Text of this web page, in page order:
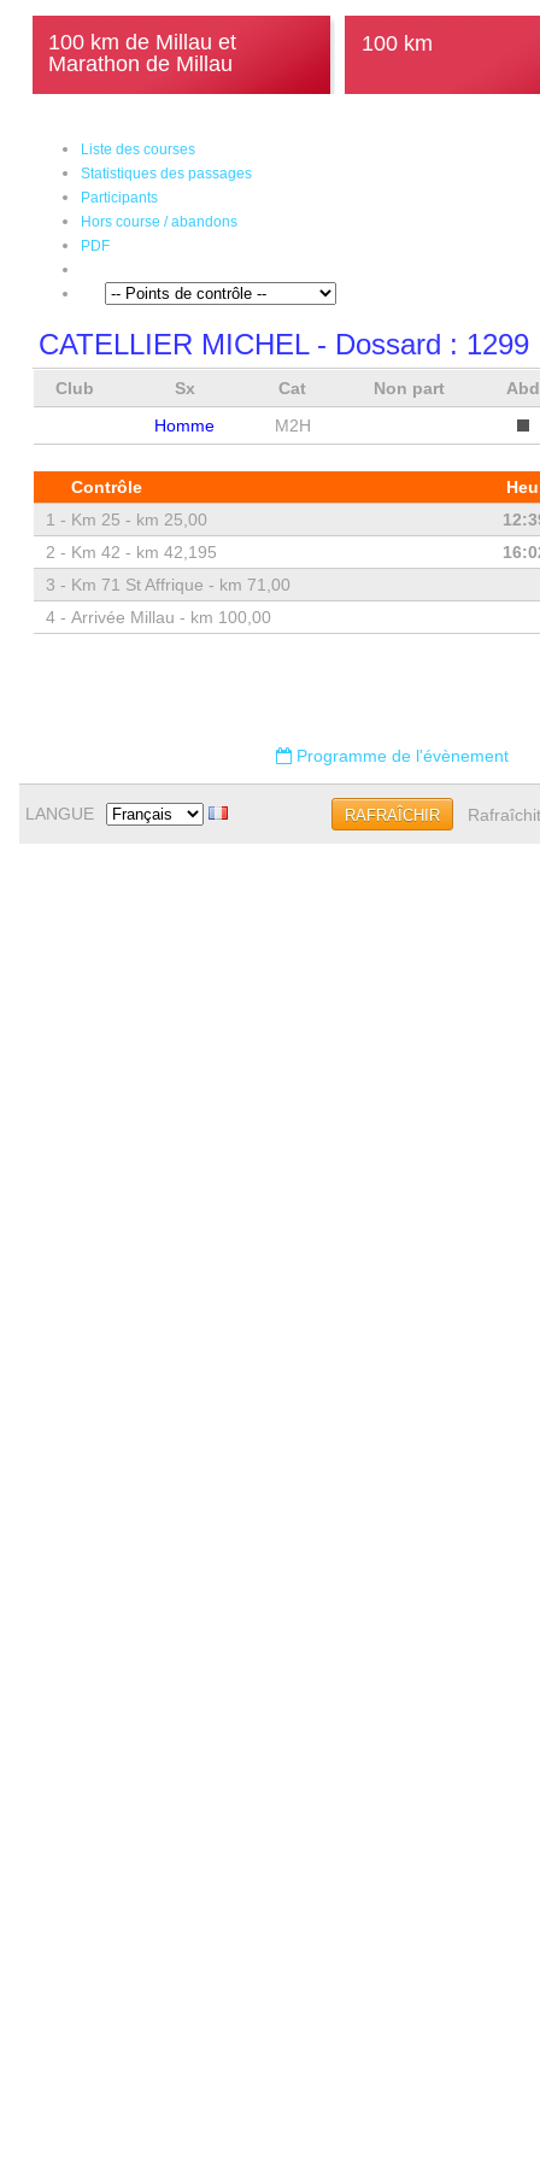
100 km de Millau et
Marathon de Millau
100 km
Liste des courses
Statistiques des passages
Participants
Hors course / abandons
PDF
CATELLIER MICHEL- Dossard : 1299
Club Sx Cat Non part
Homme
M2H
Contrôle
1 - Km 25 - km 25,00
2 - Km 42 - km 42,195
3 - Km 71 St Affrique - km 71,00
4 - Arrivée Millau - km 100,00
Programme de l'évènement
LANGUE RAFRAÎCHIR